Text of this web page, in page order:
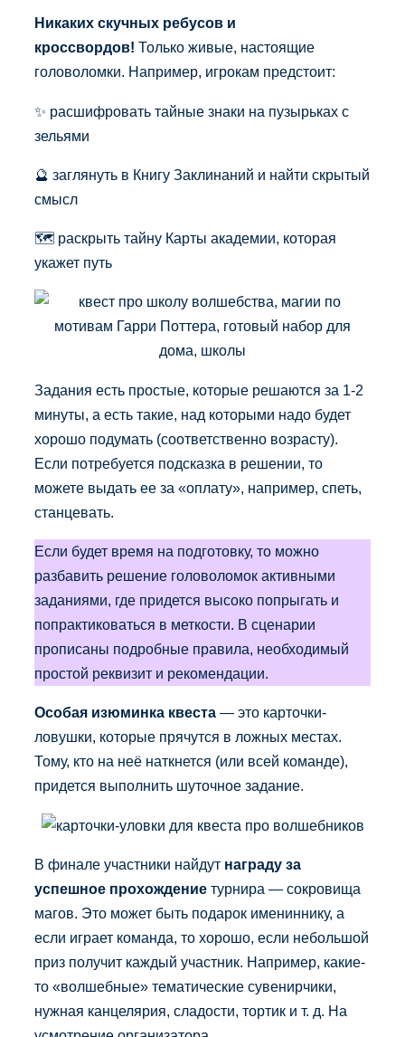
Никаких скучных ребусов и
кроссвордов! Только живые, настоящие
головоломки. Например, игрокам предстоит:
✨ расшифровать тайные знаки на пузырьках с
зельями
🔮 заглянуть в Книгу Заклинаний и найти скрытый
смысл
🗺️ раскрыть тайну Карты академии, которая
укажет путь
Задания есть простые, которые решаются за 1-2
минуты, а есть такие, над которыми надо будет
хорошо подумать (соответственно возрасту).
Если потребуется подсказка в решении, то
можете выдать ее за «оплату», например, спеть,
станцевать.
Если будет время на подготовку, то можно
разбавить решение головоломок активными
заданиями, где придется высоко попрыгать и
попрактиковаться в меткости. В сценарии
прописаны подробные правила, необходимый
простой реквизит и рекомендации.
Особая изюминка квеста — это карточки-
ловушки, которые прячутся в ложных местах.
Тому, кто на неё наткнется (или всей команде),
придется выполнить шуточное задание.
В финале участники найдут награду за
успешное прохождение турнира — сокровища
магов. Это может быть подарок имениннику, а
если играет команда, то хорошо, если небольшой
приз получит каждый участник. Например, какие-
то «волшебные» тематические сувенирчики,
нужная канцелярия, сладости, тортик и т. д. На